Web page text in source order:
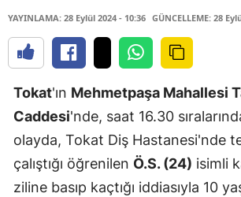
YAYINLAMA: 28 Eylül 2024 - 10:36 GÜNCELLEME: 28
Tokat'ın Mehmetpaşa Mahallesi
Caddesi'nde, saat 16.30
olayda, Tokat Diş Hastanesi'nde
çalıştığı öğrenilen Ö.S. (24) isimli
ziline basıp kaçtığı iddiasıyla 10